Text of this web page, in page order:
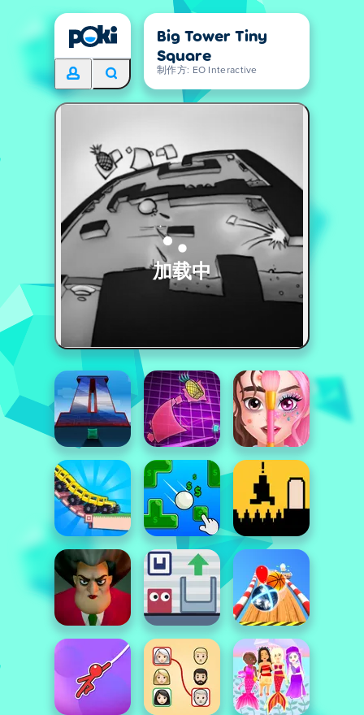
Big Tower Tiny
Square
制作方: EO Interactive
加载中